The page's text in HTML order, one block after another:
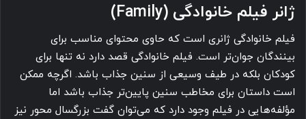
ژانر فیلم خانوادگی (Family)
فیلم خانوادگی ژانری است که حاوی محتوای مناسب برای
بینندگان جوان‌تر است. فیلم خانوادگی قصد دارد نه تنها برای
کودکان بلکه در طیف وسیعی از سنین جذاب باشد. اگرچه ممکن
است داستان برای مخاطب سنین پایین‌تر جذاب باشد اما
مؤلفه‌هایی در فیلم وجود دارد که می‌توان گفت بزرگسال محور نیز